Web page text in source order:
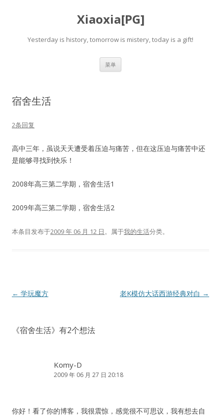
Xiaoxia[PG]
Yesterday is history, tomorrow is mistery, today is a gift!
菜单
宿舍生活
2条回复
高中三年，虽说天天遭受着压迫与痛苦，但在这压迫与痛苦中还
是能够寻找到快乐！
2008年高三第二学期，宿舍生活1
2009年高三第二学期，宿舍生活2
本条目发布于2009 年 06 月 12 日。属于我的生活分类。
文
航
← 学玩魔方 老K模仿大话西游经典对白 →
《宿舍生活》有2个想法
Komy-D
2009 年 06 月 27 日 20:18
你好！看了你的博客，我很震惊，感觉很不可思议，我有想去自